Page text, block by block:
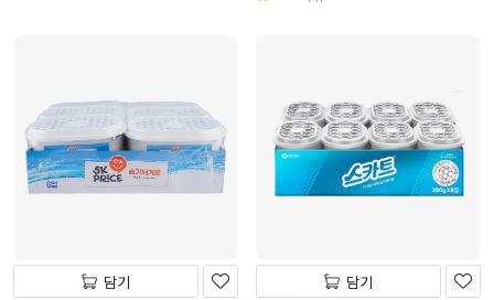
담기 담기